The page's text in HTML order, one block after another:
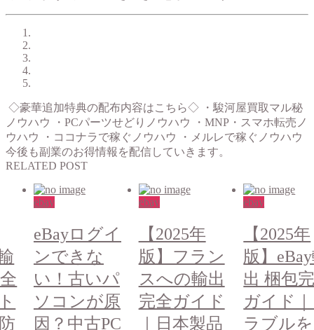
◇豪華追加特典の配布内容はこちら◇ ・駿河屋買取マル秘
ノウハウ ・PCパーツせどりノウハウ ・MNP・スマホ転売ノ
ウハウ ・ココナラで稼ぐノウハウ ・メルレで稼ぐノウハウ
今後も副業のお得情報を配信していきます。
RELATED POST
ebay
eBayログイ
ンできな
い！古いパ
ソコンが原
因？中古PC
ebay
【2025年
版】フラン
スへの輸出
完全ガイド
｜日本製品
ebay
【2025年
版】
出 梱包
ガイド
ラブル